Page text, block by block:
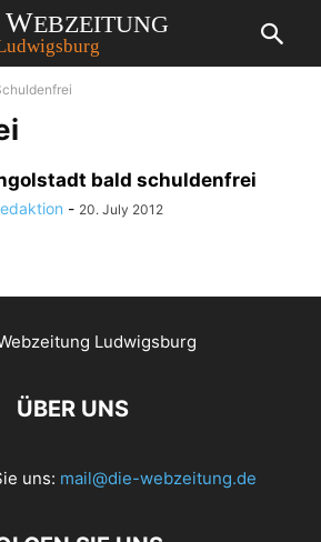
bald schuldenfrei
- 20. July 2012
ÜBER UNS
uns: mail@die-webzeitung.de